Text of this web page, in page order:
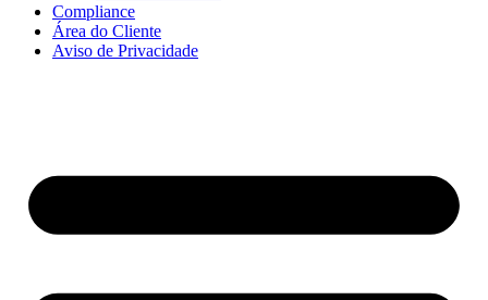
Compliance
Área do Cliente
Aviso de Privacidade